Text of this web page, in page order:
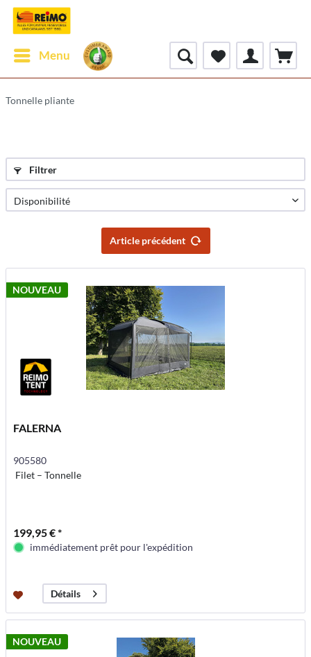
Menu
Tonnelle pliante
Filtrer
Article précédent
NOUVEAU
FALERNA
905580
Filet – Tonnelle
199,95 € *
immédiatement prêt pour l'expédition
Détails
NOUVEAU